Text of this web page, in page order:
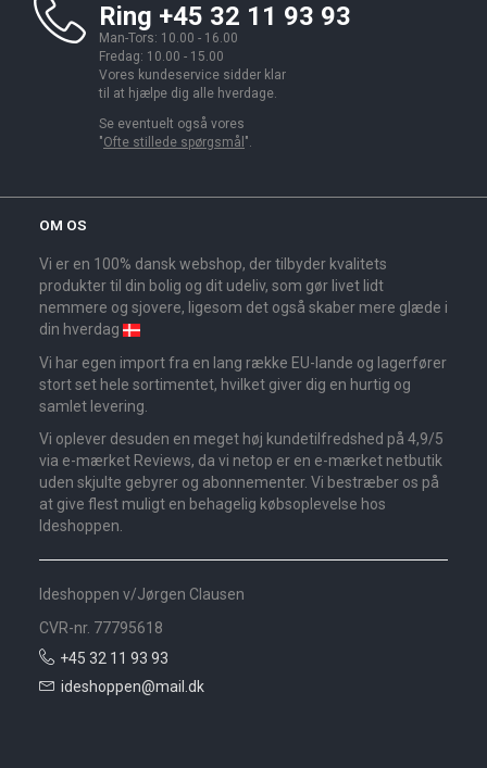
Ring +45 32 11 93 93
Man-Tors: 10.00 - 16.00
Fredag: 10.00 - 15.00
Vores kundeservice sidder klar
til at hjælpe dig alle hverdage.
Se eventuelt også vores
"Ofte stillede spørgsmål ".
OM OS
Vi er en 100% dansk webshop, der tilbyder kvalitets
produkter til din bolig og dit udeliv, som gør livet lidt
nemmere og sjovere, ligesom det også skaber mere glæde i
din hverdag
Vi har egen import fra en lang række EU-lande og lagerfører
stort set hele sortimentet, hvilket giver dig en hurtig og
samlet levering.
Vi oplever desuden en meget høj kundetilfredshed på 4,9/5
via e-mærket Reviews, da vi netop er en e-mærket netbutik
uden skjulte gebyrer og abonnementer. Vi bestræber os på
at give flest muligt en behagelig købsoplevelse hos
Ideshoppen.
Ideshoppen v/Jørgen Clausen
CVR-nr. 77795618
+45 32 11 93 93
ideshoppen@mail.dk